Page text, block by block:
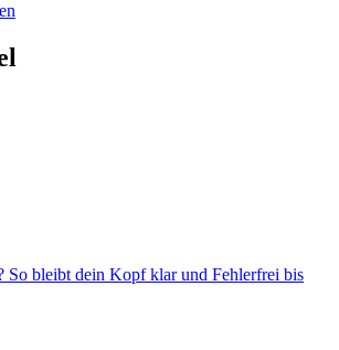
So bleibt dein Kopf klar und Fehlerfrei bis